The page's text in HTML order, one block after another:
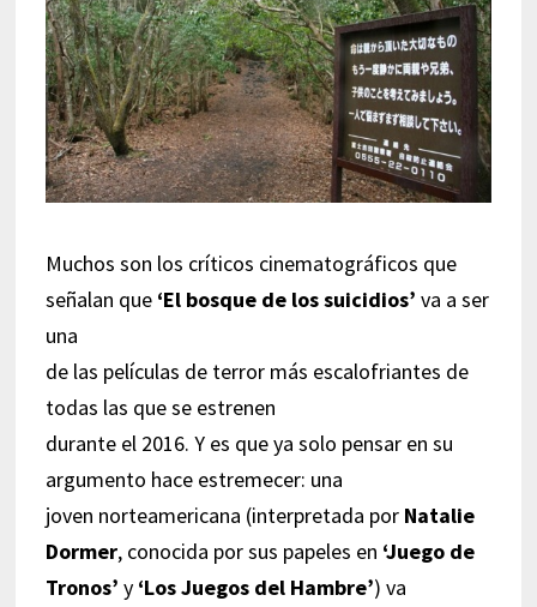
Muchos son los críticos cinematográficos que
señalan que ‘El bosque de los suicidios’ va a ser
una
de las películas de terror más escalofriantes de
todas las que se estrenen
durante el 2016. Y es que ya solo pensar en su
argumento hace estremecer: una
joven norteamericana (interpretada por Natalie
Dormer, conocida por sus papeles en ‘Juego de
Tronos’ y ‘Los Juegos del Hambre’) va